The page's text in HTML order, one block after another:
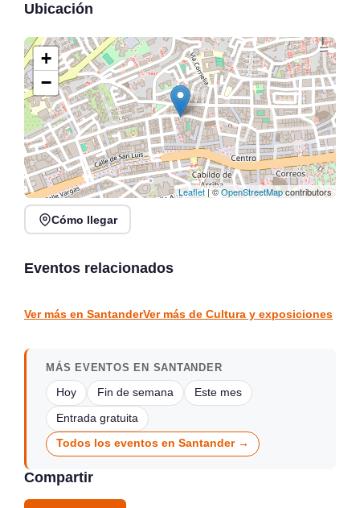
Ubicación
+
−
Leaflet| ©OpenStreetMapcontributors
Cómo llegar
Eventos relacionados
Exposición Recuerdos
Museo Marqués de
Valdecilla
Solares
Ver más en SantanderVer más de Cultura y exposiciones
MÁS EVENTOS EN SANTANDER
Hoy Fin de semana Este mes
Entrada gratuita
Todos los eventos en Santander →
Compartir